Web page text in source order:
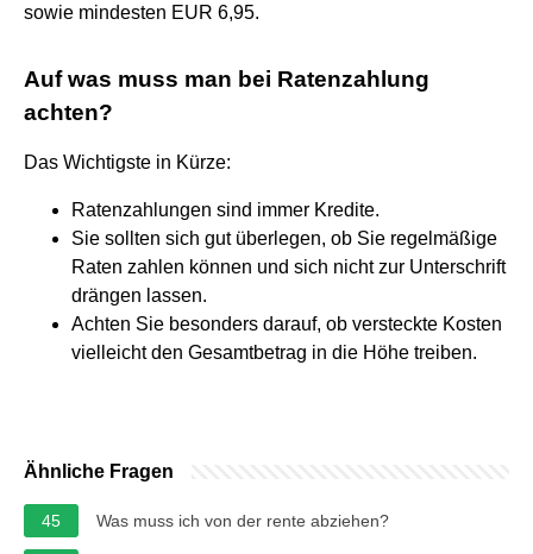
sowie mindesten EUR 6,95.
Auf was muss man bei Ratenzahlung
achten?
Das Wichtigste in Kürze:
Ratenzahlungen sind immer Kredite.
Sie sollten sich gut überlegen, ob Sie regelmäßige
Raten zahlen können und sich nicht zur Unterschrift
drängen lassen.
Achten Sie besonders darauf, ob versteckte Kosten
vielleicht den Gesamtbetrag in die Höhe treiben.
Ähnliche Fragen
45 Was muss ich von der rente abziehen?